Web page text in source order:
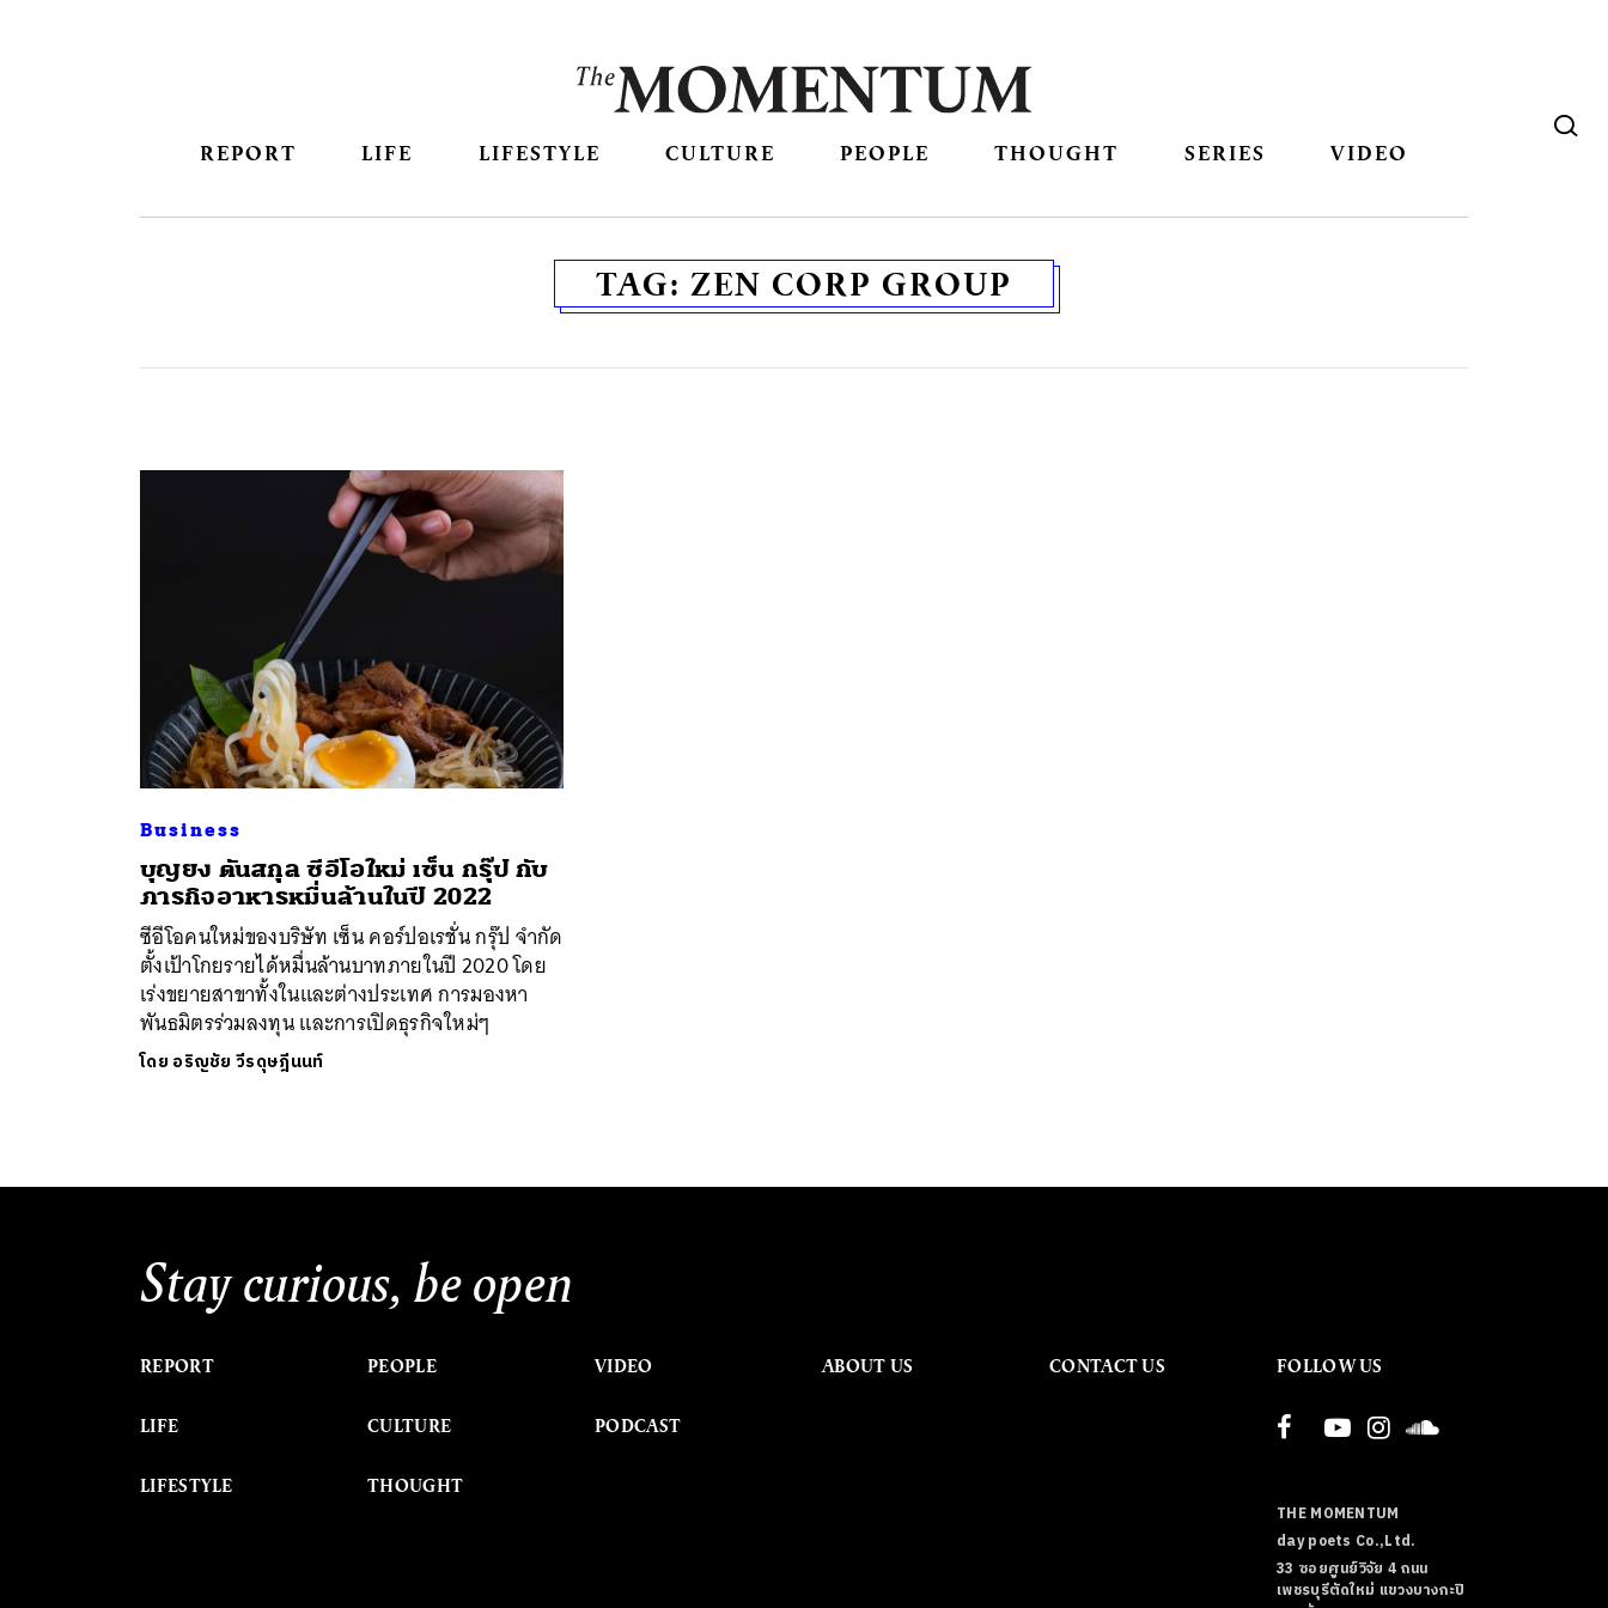
REPORT LIFE LIFESTYLE CULTURE PEOPLE THOUGHT SERIES VIDEO
TAG: ZEN CORP GROUP
Business
บุญยง ตันสกุล ซีอีโอใหม่ เซ็น กรุ๊ป กับ
ภารกิจอาหารหมื่นล้านในปี 2022
ซีอีโอคนใหม่ของบริษัท เซ็น คอร์ปอเรชั่น กรุ๊ป จำกัด
ตั้งเป้าโกยรายได้หมื่นล้านบาทภายในปี 2020 โดย
เร่งขยายสาขาทั้งในและต่างประเทศ การมองหา
พันธมิตรร่วมลงทุน และการเปิดธุรกิจใหม่ๆ
โดย อริญชัย วีรดุษฎีนนท์
Stay curious, be open
REPORT
LIFE
LIFESTYLE
PEOPLE
CULTURE
THOUGHT
VIDEO
PODCAST
ABOUT US CONTACT US FOLLOW US
THE MOMENTUM
day poets Co.,Ltd.
33 ซอยศูนย์วิจัย 4 ถนน
เพชรบุรีตัดใหม่ แขวงบางกะปิ